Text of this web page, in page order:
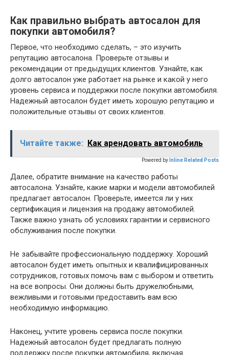
Как правильно выбрать автосалон для
покупки автомобиля?
Первое, что необходимо сделать, – это изучить
репутацию автосалона. Проверьте отзывы и
рекомендации от предыдущих клиентов. Узнайте, как
долго автосалон уже работает на рынке и какой у него
уровень сервиса и поддержки после покупки автомобиля.
Надежный автосалон будет иметь хорошую репутацию и
положительные отзывы от своих клиентов.
Читайте также: Как арендовать автомобиль
Powered by Inline Related Posts
Далее, обратите внимание на качество работы
автосалона. Узнайте, какие марки и модели автомобилей
предлагает автосалон. Проверьте, имеется ли у них
сертификация и лицензия на продажу автомобилей.
Также важно узнать об условиях гарантии и сервисного
обслуживания после покупки.
Не забывайте профессиональную поддержку. Хороший
автосалон будет иметь опытных и квалифицированных
сотрудников, готовых помочь вам с выбором и ответить
на все вопросы. Они должны быть дружелюбными,
вежливыми и готовыми предоставить вам всю
необходимую информацию.
Наконец, учтите уровень сервиса после покупки.
Надежный автосалон будет предлагать полную
поддержку после покупки автомобиля, включая